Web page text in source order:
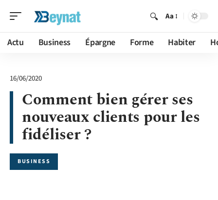
Aa
Actu Business Épargne Forme Habiter
16/06/2020
Comment bien gérer ses
nouveaux clients pour les
fidéliser ?
BUSINESS